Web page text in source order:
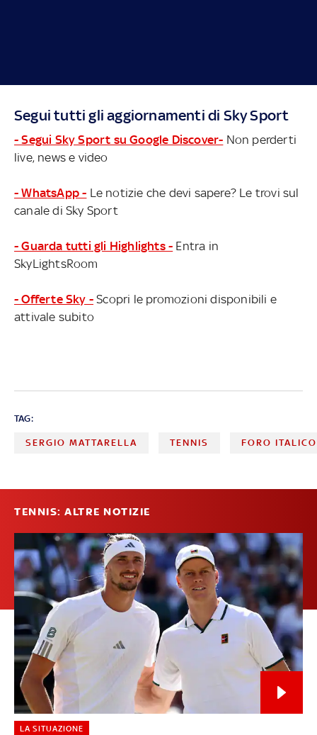
Segui tutti gli aggiornamenti di Sky Sport
- Segui Sky Sport su Google Discover- Non perderti
live, news e video
- WhatsApp - Le notizie che devi sapere? Le trovi sul
canale di Sky Sport
- Guarda tutti gli Highlights - Entra in
SkyLightsRoom
- Offerte Sky - Scopri le promozioni disponibili e
attivale subito
TAG:
SERGIO MATTARELLA TENNIS FORO ITALICO
TENNIS: ALTRE NOTIZIE
LA SITUAZIONE